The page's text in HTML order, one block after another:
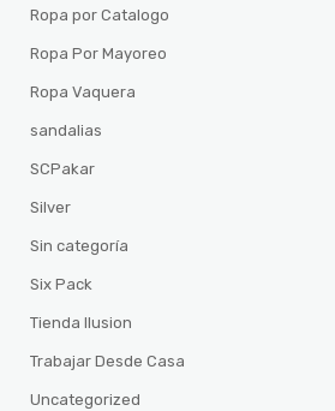
Ropa por Catalogo
Ropa Por Mayoreo
Ropa Vaquera
sandalias
SCPakar
Silver
Sin categoría
Six Pack
Tienda Ilusion
Trabajar Desde Casa
Uncategorized